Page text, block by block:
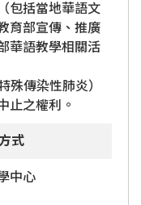
包括當地華語文
育部宣傳、推廣
華語教學相關活
殊傳染性肺炎）
止之權利。
式
中心